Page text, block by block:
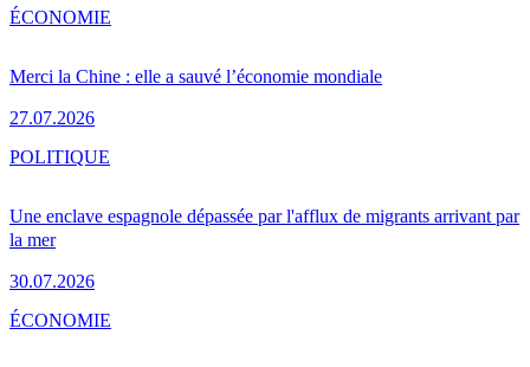
Merci la Chine : elle a sauvé l’économie mondiale
27.07.2026
ÉCONOMIE
Une enclave espagnole dépassée par l'afflux de migrants arrivant par
la mer
30.07.2026
POLITIQUE
ÉCONOMIE